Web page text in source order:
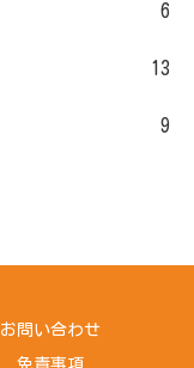
6
13
9
お問い合わせ